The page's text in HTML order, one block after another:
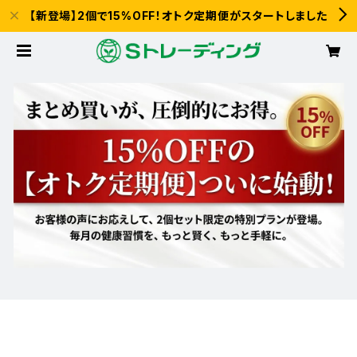
【新登場】2個で15%OFF！オトク定期便がスタートしました